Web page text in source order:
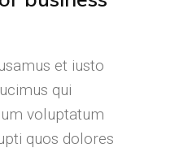
et iusto
qui
voluptatum
quos dolores